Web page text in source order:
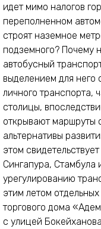
идет мимо налогов
переполненном
строят наземное
подземного? Почему
автобусный
выделением для него
личного транспорта,
столицы,
открывают маршруты
альтернативы
этом
Сингапура, Стамбула
урегулированию
этим летом
торгового дома
с улицей